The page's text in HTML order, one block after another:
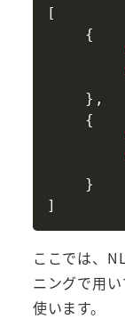
[
{
} ,
{
}
]
ここでは、
ニングで用
使います。